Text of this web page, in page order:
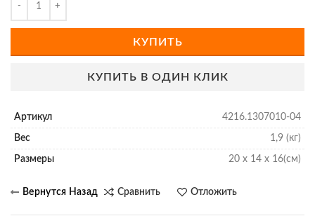
КУПИТЬ
КУПИТЬ В ОДИН КЛИК
Артикул 4216.1307010-04
Вес 1,9 (кг)
Размеры 20 х 14 х 16(см)
Сравнить Отложить